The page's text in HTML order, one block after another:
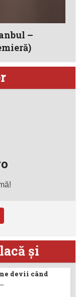
–
şi
devii când